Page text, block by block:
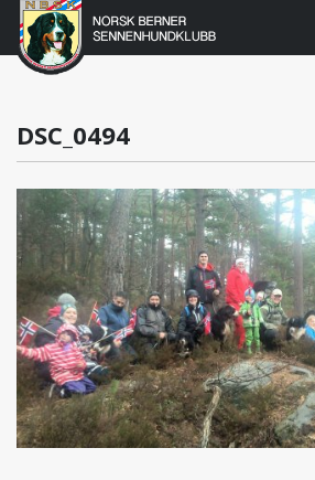
Gå
Norsk
Berner
Sennenhundklubb
DSC_0494